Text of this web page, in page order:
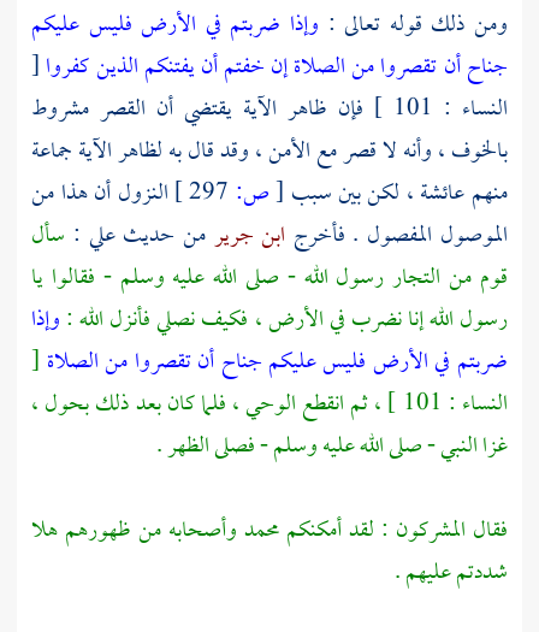
ومن ذلك قوله تعالى : وإذا ضربتم في الأرض فليس عليكم
جناح أن تقصروا من الصلاة إن خفتم أن يفتنكم الذين كفروا[
النساء : 101 ] فإن ظاهر الآية يقتضي أن القصر مشروط
بالخوف ، وأنه لا قصر مع الأمن ، وقد قال به لظاهر الآية جماعة
منهمعائشة ، لكن بين سبب [ص:
النزول أن هذا من
الموصول المفصول . فأخرج ابن جريرمن حديثعلي : سأل
قوم من التجار رسول الله - صلى الله عليه وسلم - فقالوا يا
رسول الله إنا نضرب في الأرض ، فكيف نصلي فأنزل الله :وإذا
ضربتم في الأرض فليس عليكم جناح أن تقصروا من الصلاة [
النساء : 101 ] ، ثم انقطع الوحي ، فلما كان بعد ذلك بحول ،
غزا النبي - صلى الله عليه وسلم - فصلى الظهر .
فقال المشركون : لقد أمكنكممحمدوأصحابه من ظهورهم هلا
شددتم عليهم .